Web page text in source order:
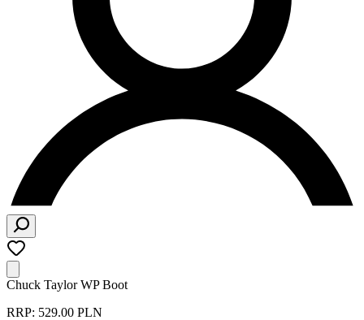
Chuck Taylor WP Boot
RRP: 529.00 PLN